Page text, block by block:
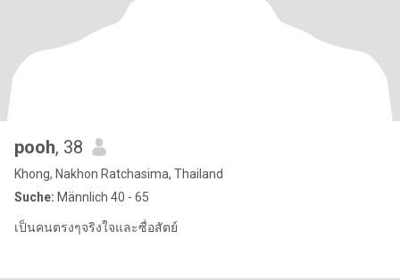
pooh, 38
Khong, Nakhon Ratchasima, Thailand
Suche: Männlich 40 - 65
เป็นคนตรงๆจริงใจและซื่อสัตย์